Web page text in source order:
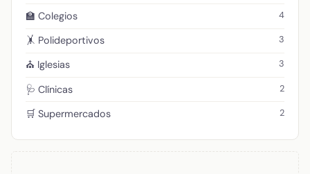
🏫 Colegios 4
🤸 Polideportivos 3
⛪ Iglesias 3
🩺 Clínicas 2
🛒 Supermercados 2